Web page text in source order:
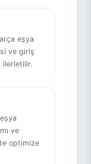
eşya
ve giriş
ilerletilir.
ve
optimize